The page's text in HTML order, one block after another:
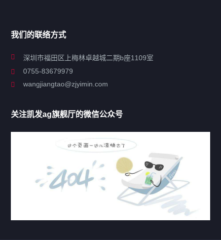
联系凯发ag旗舰厅
行业动态
我们的联络方式
深圳市福田区上梅林卓越城二期b座1109室
0755-83679979
wangjiangtao@zjyimin.com
关注凯发ag旗舰厅的微信公众号